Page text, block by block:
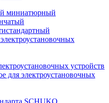
миниатюрный
устройств
для электроустановочных
SCHUKO